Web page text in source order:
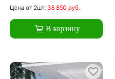
Цена от 2шт: 38 850 руб.
В корзину